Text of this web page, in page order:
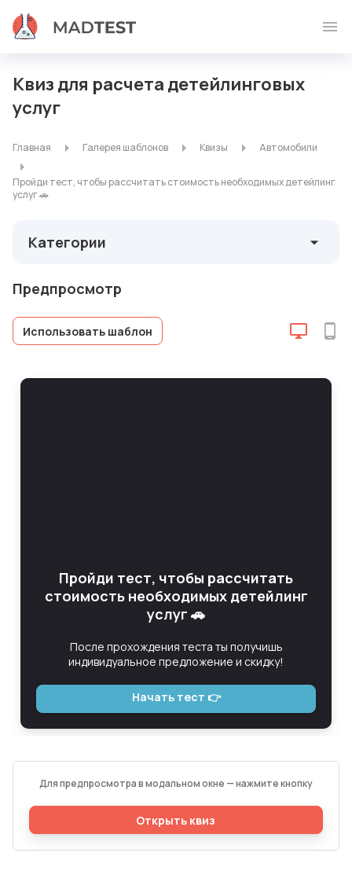
Квиз для расчета детейлинговых
услуг
Главная Галерея шаблонов Квизы Автомобили
Пройди тест, чтобы рассчитать стоимость необходимых детейлинг
услуг 🚗
Категории
Предпросмотр
Использовать шаблон
Для предпросмотра в модальном окне — нажмите кнопку
Открыть квиз